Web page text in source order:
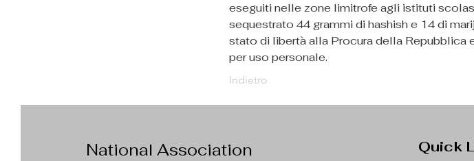
eseguiti nelle zone limitrofe agli istituti
sequestrato 44 grammi di hashish e 14 di
stato di libertà alla Procura della Repubblica
per uso personale.
Indietro
National Association
Quick